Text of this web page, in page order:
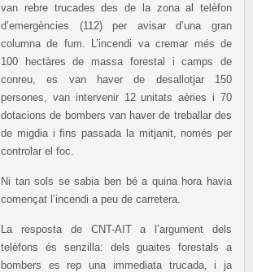
van rebre trucades des de la zona al telèfon
d’emergències (112) per avisar d’una gran
columna de fum. L’incendi va cremar més de
100 hectàres de massa forestal i camps de
conreu, es van haver de desallotjar 150
persones, van intervenir 12 unitats aèries i 70
dotacions de bombers van haver de treballar des
de migdia i fins passada la mitjanit, només per
controlar el foc.
Ni tan sols se sabia ben bé a quina hora havia
començat l’incendi a peu de carretera.
La resposta de CNT-AIT a l’argument dels
telèfons és senzilla: dels guaites forestals a
bombers es rep una immediata trucada, i ja